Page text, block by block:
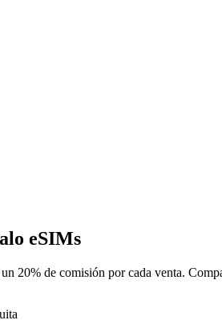
eSIMs
20% de comisión por cada venta.